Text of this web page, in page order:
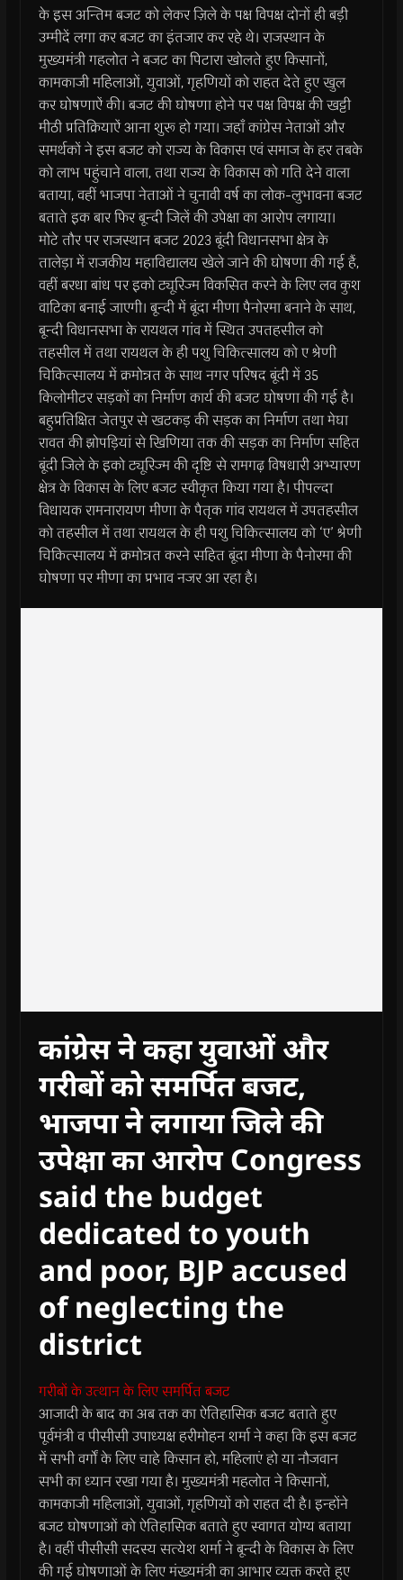
के इस अन्तिम बजट को लेकर ज़िले के पक्ष विपक्ष दोनों ही बड़ी
उम्मीदें लगा कर बजट का इंतजार कर रहे थे। राजस्थान के
मुख्यमंत्री गहलोत ने बजट का पिटारा खोलते हुए किसानों,
कामकाजी महिलाओं, युवाओं, गृहणियों को राहत देते हुए खुल
कर घोषणाऐं की। बजट की घोषणा होने पर पक्ष विपक्ष की खट्टी
मीठी प्रतिक्रियाऐं आना शुरू हो गया। जहाँ कांग्रेस नेताओं और
समर्थकों ने इस बजट को राज्य के विकास एवं समाज के हर तबके
को लाभ पहुंचाने वाला, तथा राज्य के विकास को गति देने वाला
बताया, वहीं भाजपा नेताओं ने चुनावी वर्ष का लोक-लुभावना बजट
बताते इक बार फिर बून्दी जिलें की उपेक्षा का आरोप लगाया।
मोटे तौर पर राजस्थान बजट 2023 बूंदी विधानसभा क्षेत्र के
तालेड़ा में राजकीय महाविद्यालय खेले जाने की घोषणा की गई हैं,
वहीं बरधा बांध पर इको ट्यूरिज्म विकसित करने के लिए लव कुश
वाटिका बनाई जाएगी। बून्दी में बूंदा मीणा पैनोरमा बनाने के साथ,
बून्दी विधानसभा के रायथल गांव में स्थित उपतहसील को
तहसील में तथा रायथल के ही पशु चिकित्सालय को ए श्रेणी
चिकित्सालय में क्रमोन्नत के साथ नगर परिषद बूंदी में 35
किलोमीटर सड़कों का निर्माण कार्य की बजट घोषणा की गई है।
बहुप्रतिक्षित जेतपुर से खटकड़ की सड़क का निर्माण तथा मेघा
रावत की झोपड़ियां से खिणिया तक की सड़क का निर्माण सहित
बूंदी जिले के इको ट्यूरिज्म की दृष्टि से रामगढ़ विषधारी अभ्यारण
क्षेत्र के विकास के लिए बजट स्वीकृत किया गया है। पीपल्दा
विधायक रामनारायण मीणा के पैतृक गांव रायथल में उपतहसील
को तहसील में तथा रायथल के ही पशु चिकित्सालय को ‘ए’ श्रेणी
चिकित्सालय में क्रमोन्नत करने सहित बूंदा मीणा के पैनोरमा की
घोषणा पर मीणा का प्रभाव नजर आ रहा है।
कांग्रेस ने कहा युवाओं और
गरीबों को समर्पित बजट,
भाजपा ने लगाया जिले की
उपेक्षा का आरोप Congress
said the budget
dedicated to youth
and poor, BJP accused
of neglecting the
district
गरीबों के उत्थान के लिए समर्पित बजट
आजादी के बाद का अब तक का ऐतिहासिक बजट बताते हुए
पूर्वमंत्री व पीसीसी उपाध्यक्ष हरीमोहन शर्मा ने कहा कि इस बजट
में सभी वर्गों के लिए चाहे किसान हो, महिलाएं हो या नौजवान
सभी का ध्यान रखा गया है। मुख्यमंत्री महलोत ने किसानों,
कामकाजी महिलाओं, युवाओं, गृहणियों को राहत दी है। इन्होंने
बजट घोषणाओं को ऐतिहासिक बताते हुए स्वागत योग्य बताया
है। वहीं पीसीसी सदस्य सत्येश शर्मा ने बून्दी के विकास के लिए
की गई घोषणाओं के लिए मंख्यमंत्री का आभार व्यक्त करते हुए